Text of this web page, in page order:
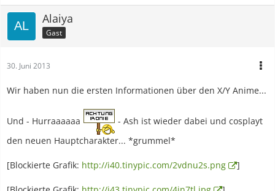
Alaiya
Gast
30. Juni 2013
Wir haben nun die ersten Informationen über den X/Y Anime...
Und - Hurraaaaaa
- Ash ist wieder dabei und cosplayt
den neuen Hauptcharakter... *grummel*
[Blockierte Grafik: http://i40.tinypic.com/2vdnu2s.png ]